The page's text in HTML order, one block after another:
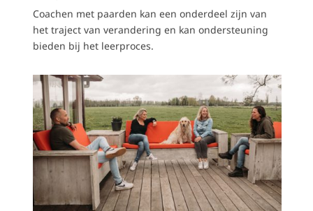
Coachen met paarden kan een onderdeel zijn van
het traject van verandering en kan ondersteuning
bieden bij het leerproces.